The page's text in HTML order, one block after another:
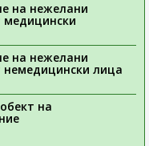
на нежелани
медицински
на нежелани
немедицински лица
на